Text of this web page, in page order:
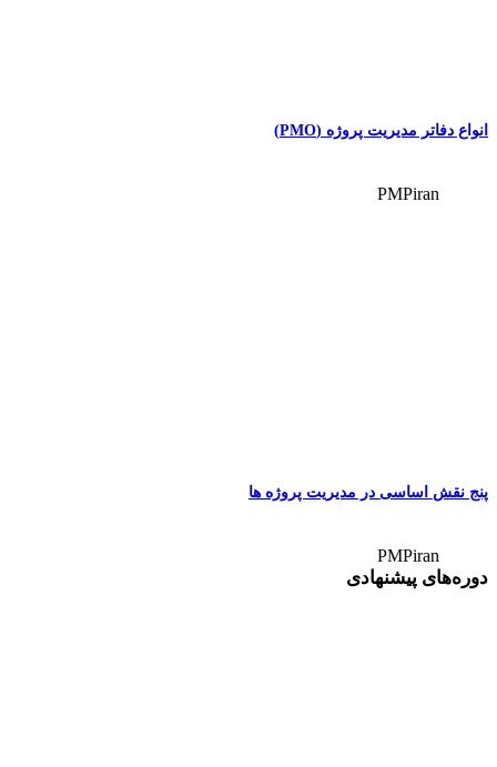
انواع دفاتر مدیریت پروژه (PMO)
PMPiran
پنج نقش اساسی در مدیریت پروژه ها
PMPiran
دوره‌های پیشنهادی